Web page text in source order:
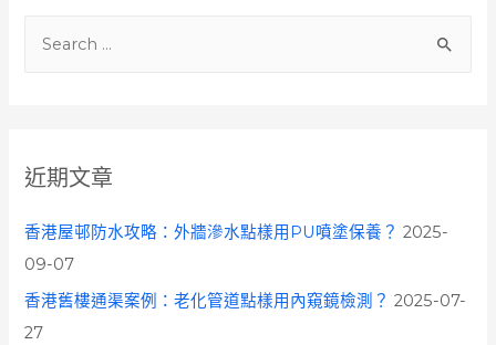
h
f
o
近期文章
香港屋邨防水攻略：外牆滲水點樣用PU噴塗保養？ 2025-
09-07
香港舊樓通渠案例：老化管道點樣用內窺鏡檢測？ 2025-07-
27